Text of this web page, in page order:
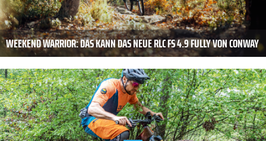
WEEKEND WARRIOR: DAS KANN DAS NEUE RLC FS 4.9 FULLY VON CONWAY